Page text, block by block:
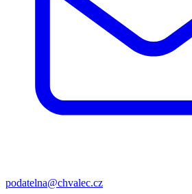
podatelna@chvalec.cz